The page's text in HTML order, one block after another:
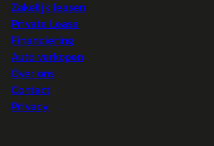
Zakelijk leasen
Private Lease
Financiering
Auto verkopen
Over ons
Contact
Privacy